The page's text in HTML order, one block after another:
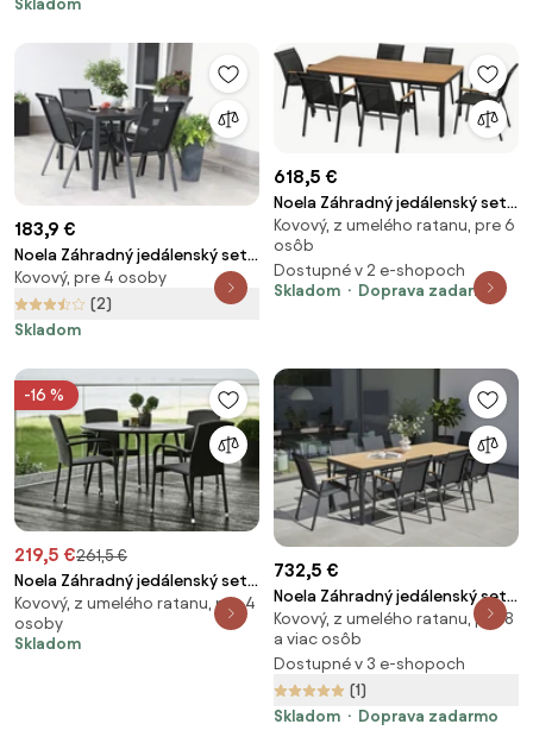
Skladom
183,9 €
Noela Záhradný jedálenský set
Viking M + 4x kovová stolička
Ramada
Kovový, pre 4 osoby
(2)
Skladom
618,5 €
Noela Záhradný jedálenský set
Milano + 6x kovová stolička
Oslo
Kovový, z umelého ratanu, pre 6
osôb
Dostupné v 2 e-shopoch
Skladom
Doprava zadarmo
-16 %
219,5 €261,5 €
Noela Záhradný jedálenský set
Wilder + 4x ratanová stolička
Roma
Kovový, z umelého ratanu, pre 4
osoby
Skladom
732,5 €
Noela Záhradný jedálenský set
Milano + 8x kovová stolička
Oslo
Kovový, z umelého ratanu, pre 8
a viac osôb
Dostupné v 3 e-shopoch
(1)
Skladom
Doprava zadarmo